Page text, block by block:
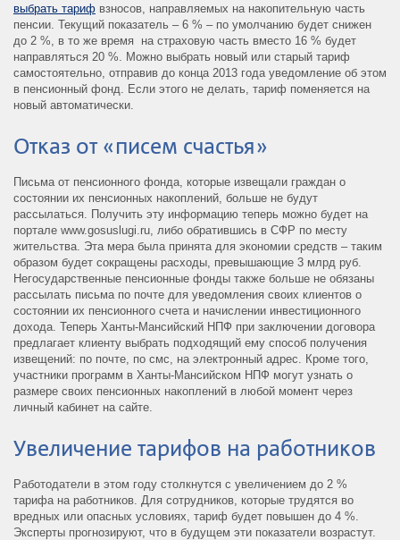
выбрать тариф взносов, направляемых на накопительную часть
пенсии. Текущий показатель – 6 % – по умолчанию будет снижен
до 2 %, в то же время на страховую часть вместо 16 % будет
направляться 20 %. Можно выбрать новый или старый тариф
самостоятельно, отправив до конца 2013 года уведомление об этом
в пенсионный фонд. Если этого не делать, тариф поменяется на
новый автоматически.
Отказ от «писем счастья»
Письма от пенсионного фонда, которые извещали граждан о
состоянии их пенсионных накоплений, больше не будут
рассылаться. Получить эту информацию теперь можно будет на
портале www.gosuslugi.ru, либо обратившись в СФР по месту
жительства. Эта мера была принята для экономии средств – таким
образом будет сокращены расходы, превышающие 3 млрд руб.
Негосударственные пенсионные фонды также больше не обязаны
рассылать письма по почте для уведомления своих клиентов о
состоянии их пенсионного счета и начислении инвестиционного
дохода. Теперь Ханты-Мансийский НПФ при заключении договора
предлагает клиенту выбрать подходящий ему способ получения
извещений: по почте, по смс, на электронный адрес. Кроме того,
участники программ в Ханты-Мансийском НПФ могут узнать о
размере своих пенсионных накоплений в любой момент через
личный кабинет на сайте.
Увеличение тарифов на работников
Работодатели в этом году столкнутся с увеличением до 2 %
тарифа на работников. Для сотрудников, которые трудятся во
вредных или опасных условиях, тариф будет повышен до 4 %.
Эксперты прогнозируют, что в будущем эти показатели возрастут.